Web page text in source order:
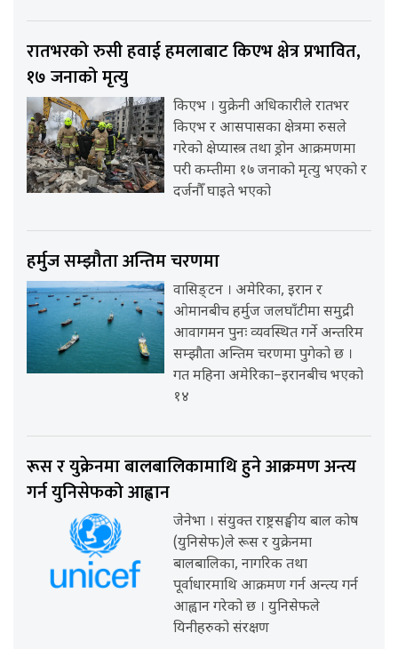
रातभरको रुसी हवाई हमलाबाट किएभ क्षेत्र प्रभावित,
१७ जनाको मृत्यु
किएभ । युक्रेनी अधिकारीले रातभर
किएभ र आसपासका क्षेत्रमा रुसले
गरेको क्षेप्यास्त्र तथा ड्रोन आक्रमणमा
परी कम्तीमा १७ जनाको मृत्यु भएको र
दर्जनौँ घाइते भएको
हर्मुज सम्झौता अन्तिम चरणमा
वासिङ्टन । अमेरिका, इरान र
ओमानबीच हर्मुज जलघाँटीमा समुद्री
आवागमन पुनः व्यवस्थित गर्ने अन्तरिम
सम्झौता अन्तिम चरणमा पुगेको छ ।
गत महिना अमेरिका–इरानबीच भएको
१४
रूस र युक्रेनमा बालबालिकामाथि हुने आक्रमण अन्त्य
गर्न युनिसेफको आह्वान
जेनेभा । संयुक्त राष्ट्रसङ्घीय बाल कोष
(युनिसेफ)ले रूस र युक्रेनमा
बालबालिका, नागरिक तथा
पूर्वाधारमाथि आक्रमण गर्न अन्त्य गर्न
आह्वान गरेको छ । युनिसेफले
यिनीहरुको संरक्षण